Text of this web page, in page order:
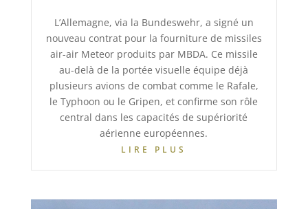
L’Allemagne, via la Bundeswehr, a signé un
nouveau contrat pour la fourniture de missiles
air-air Meteor produits par MBDA. Ce missile
au-delà de la portée visuelle équipe déjà
plusieurs avions de combat comme le Rafale,
le Typhoon ou le Gripen, et confirme son rôle
central dans les capacités de supériorité
aérienne européennes.
LIRE PLUS